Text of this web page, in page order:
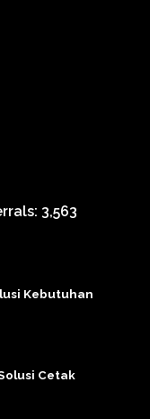
3,563
Kebutuhan
Cetak